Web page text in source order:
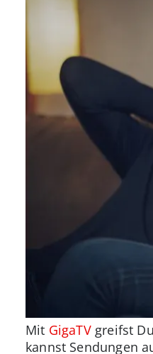
Mit GigaTVgreifst
kannst Sendungen